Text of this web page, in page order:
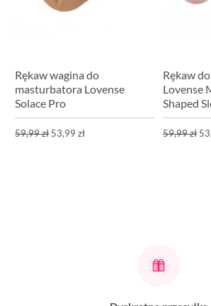
Rękaw wagina do
masturbatora Lovense
Solace Pro
59,99 zł 53,99 zł
Rękaw
Lovense
Shaped
59,99 zł